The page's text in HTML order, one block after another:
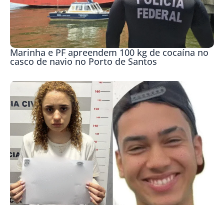
Marinha e PF apreendem 100 kg de cocaína no
casco de navio no Porto de Santos